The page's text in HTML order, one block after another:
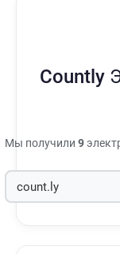
Countly
Мы получили 9